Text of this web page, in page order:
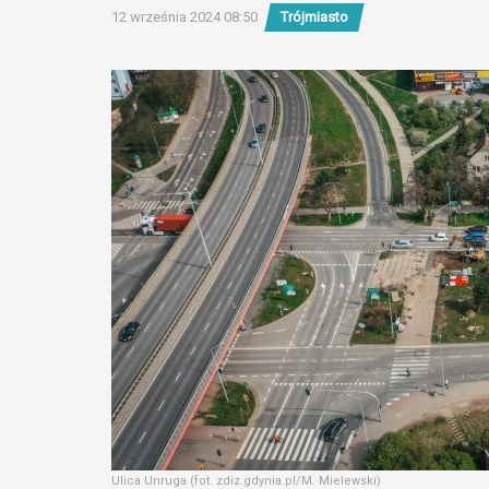
12 września 2024 08:50 Trójmiasto
Ulica Unruga (fot. zdiz.gdynia.pl/M. Mielewski)